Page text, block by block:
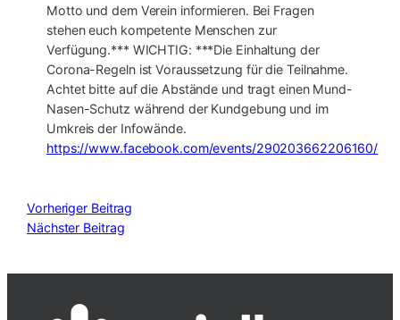
Motto und dem Verein informieren. Bei Fragen
stehen euch kompetente Menschen zur
Verfügung.*** WICHTIG: ***Die Einhaltung der
Corona-Regeln ist Voraussetzung für die Teilnahme.
Achtet bitte auf die Abstände und tragt einen Mund-
Nasen-Schutz während der Kundgebung und im
Umkreis der Infowände.
https://www.facebook.com/events/290203662206160/
Vorheriger Beitrag
Nächster Beitrag